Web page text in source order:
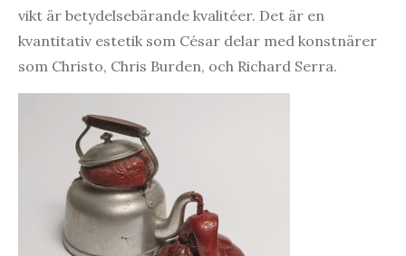
vikt är betydelsebärande kvalitéer. Det är en
kvantitativ estetik som César delar med konstnärer
som Christo, Chris Burden, och Richard Serra.